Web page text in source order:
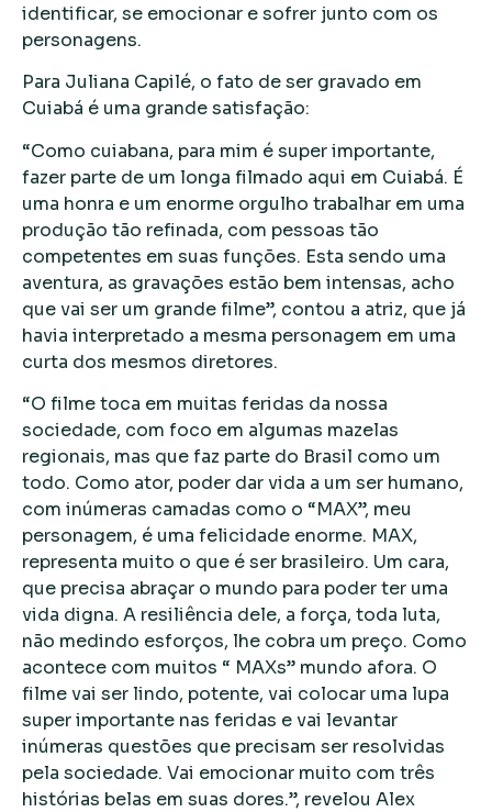
identificar, se emocionar e sofrer junto com os
personagens.
Para Juliana Capilé, o fato de ser gravado em
Cuiabá é uma grande satisfação:
“Como cuiabana, para mim é super importante,
fazer parte de um longa filmado aqui em Cuiabá. É
uma honra e um enorme orgulho trabalhar em uma
produção tão refinada, com pessoas tão
competentes em suas funções. Esta sendo uma
aventura, as gravações estão bem intensas, acho
que vai ser um grande filme”, contou a atriz, que já
havia interpretado a mesma personagem em uma
curta dos mesmos diretores.
“O filme toca em muitas feridas da nossa
sociedade, com foco em algumas mazelas
regionais, mas que faz parte do Brasil como um
todo. Como ator, poder dar vida a um ser humano,
com inúmeras camadas como o “MAX”, meu
personagem, é uma felicidade enorme. MAX,
representa muito o que é ser brasileiro. Um cara,
que precisa abraçar o mundo para poder ter uma
vida digna. A resiliência dele, a força, toda luta,
não medindo esforços, lhe cobra um preço. Como
acontece com muitos “ MAXs” mundo afora. O
filme vai ser lindo, potente, vai colocar uma lupa
super importante nas feridas e vai levantar
inúmeras questões que precisam ser resolvidas
pela sociedade. Vai emocionar muito com três
histórias belas em suas dores.”, revelou Alex